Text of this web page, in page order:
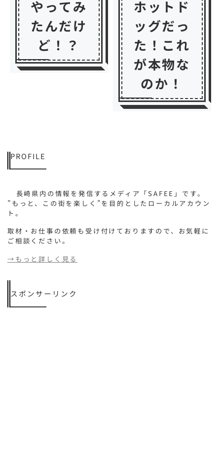
やってみ
たんだけ
ど！？
ホットド
ッグだっ
た！これ
が本物な
のか！
PROFILE
長崎県内の情報を発信するメディア「SAFEE」です。
”もっと、この街を楽しく”を目的としたローカルアカウン
ト。
取材・お仕事の依頼も受け付けておりますので、お気軽に
ご相談ください。
→もっと詳しく見る
スポンサーリンク